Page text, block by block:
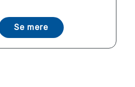
Se mere